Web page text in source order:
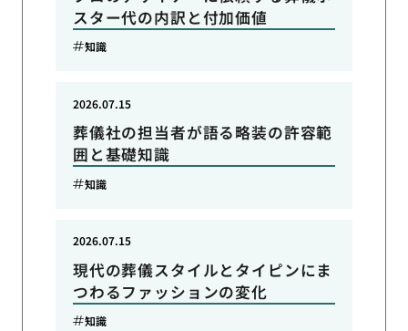
スター代の内訳と付加価値
知識
葬儀社の担当者が語る略装の許容範
囲と基礎知識
2026.07.15
知識
現代の葬儀スタイルとタイピンにま
つわるファッションの変化
2026.07.15
知識